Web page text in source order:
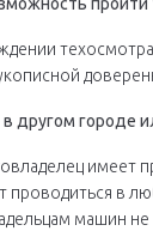
пройти
в другом городе
имеет
в
машин